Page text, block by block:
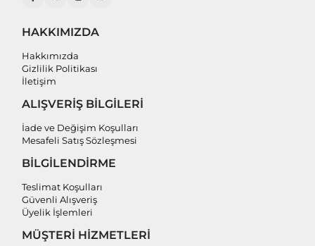
HAKKIMIZDA
Hakkımızda
Gizlilik Politikası
İletişim
ALIŞVERİŞ BİLGİLERİ
İade ve Değişim Koşulları
Mesafeli Satış Sözleşmesi
BİLGİLENDİRME
Teslimat Koşulları
Güvenli Alışveriş
Üyelik İşlemleri
MÜŞTERİ HİZMETLERİ